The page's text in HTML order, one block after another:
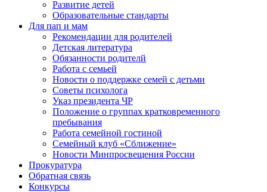
Развитие детей
Образовательные стандарты
Для пап и мам
Рекомендации для родителей
Детская литература
Обязанности родителй
Работа с семьей
Новости о поддержке семей с детьми
Советы психолога
Указ президента ЧР
Положение о группах кратковременного
пребывания
Работа семейной гостиной
Семейный клуб «Сближение»
Новости Минпросвещения России
Прокуратура
Обратная связь
Конкурсы